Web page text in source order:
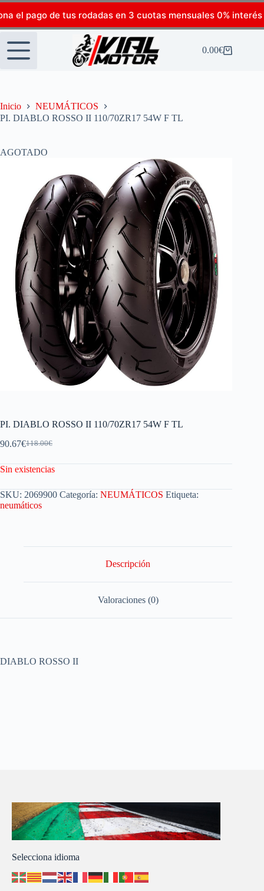
el pago de tus rodadas en 3 cuotas mensuales 0% interés
0.00€
Inicio
NEUMÁTICOS
PI. DIABLO ROSSO II 110/70ZR17 54W F TL
AGOTADO
PI. DIABLO ROSSO II 110/70ZR17 54W F TL
118.00€
90.67€
Sin existencias
SKU: 2069900 Categoría: NEUMÁTICOS Etiqueta:
neumáticos
Descripción
Valoraciones (0)
DIABLO ROSSO II
Selecciona idioma